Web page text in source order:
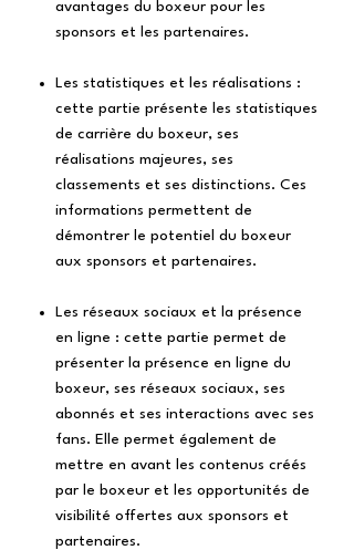
avantages du boxeur pour les
sponsors et les partenaires.
Les statistiques et les réalisations :
cette partie présente les statistiques
de carrière du boxeur, ses
réalisations majeures, ses
classements et ses distinctions. Ces
informations permettent de
démontrer le potentiel du boxeur
aux sponsors et partenaires.
Les réseaux sociaux et la présence
en ligne : cette partie permet de
présenter la présence en ligne du
boxeur, ses réseaux sociaux, ses
abonnés et ses interactions avec ses
fans. Elle permet également de
mettre en avant les contenus créés
par le boxeur et les opportunités de
visibilité offertes aux sponsors et
partenaires.